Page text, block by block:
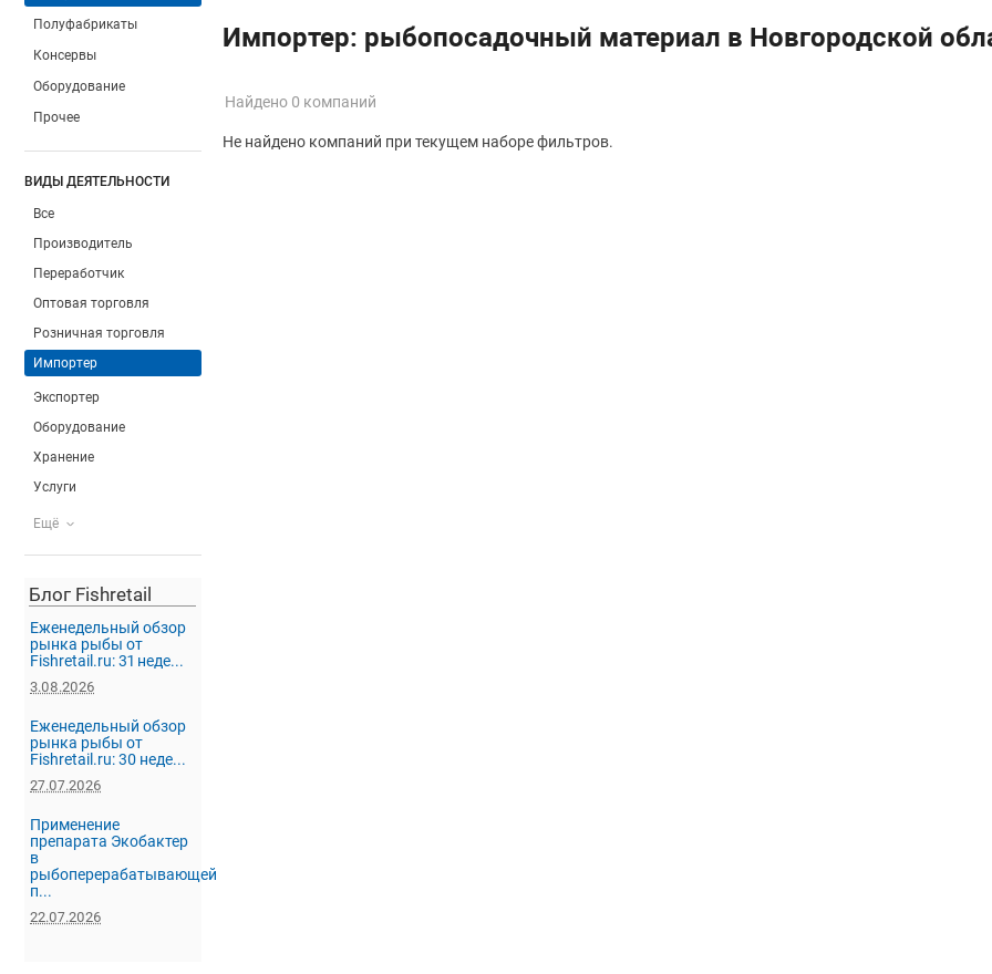
Полуфабрикаты
Консервы
Оборудование
Прочее
ВИДЫ ДЕЯТЕЛЬНОСТИ
Все
Производитель
Переработчик
Оптовая торговля
Розничная торговля
Импортер
Экспортер
Оборудование
Хранение
Услуги
Ещё
Блог Fishretail
Еженедельный обзор
рынка рыбы от
Fishretail.ru: 31 неде...
3.08.2026
Еженедельный обзор
рынка рыбы от
Fishretail.ru: 30 неде...
27.07.2026
Применение
препарата Экобактер
в
рыбоперерабатывающей
п...
22.07.2026
Импортер: рыбопосадочный материал в Новгородской
Найдено 0 компаний
Не найдено компаний при текущем наборе фильтров.